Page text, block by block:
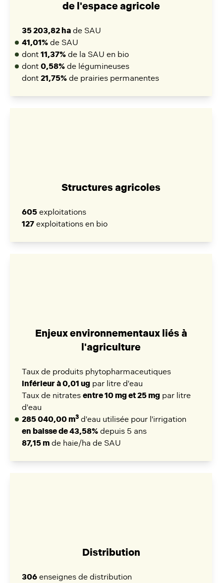
de l'espace agricole
35 203,82 ha de SAU
41,01% de SAU
dont 11,37% de la SAU en bio
dont 0,58% de légumineuses
dont 21,75% de prairies permanentes
Structures agricoles
605 exploitations
127 exploitations en bio
Enjeux environnementaux liés à
l'agriculture
Taux de produits phytopharmaceutiques
inférieur à 0,01 ug par litre d'eau
Taux de nitrates entre 10 mg et 25 mg par litre
d'eau
285 040,00 m3 d'eau utilisée pour l'irrigation
en baisse de 43,58% depuis 5 ans
87,15 m de haie/ha de SAU
Distribution
306 enseignes de distribution